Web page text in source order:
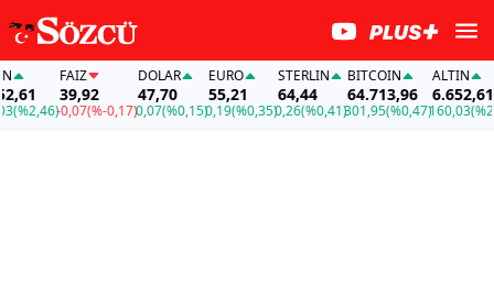
(%2,46)
FAİZ
39,92
-0,07(%-0,17)
DOLAR
47,70
0,07(%0,15)
EURO
55,21
0,19(%0,35)
STERLIN
64,44
0,26(%0,41)
BITCOIN
64.713,96
301,95(%0,47)
ALTIN
6.652,61
160,03